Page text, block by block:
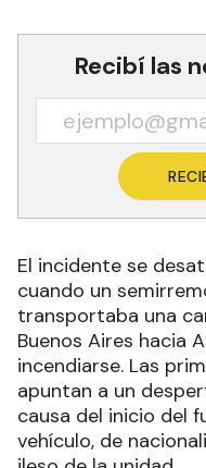
Recibí las
El incidente se
cuando un
transportaba una
Buenos Aires hacia
incendiarse. Las
apuntan a un
causa del inicio del
vehículo, de